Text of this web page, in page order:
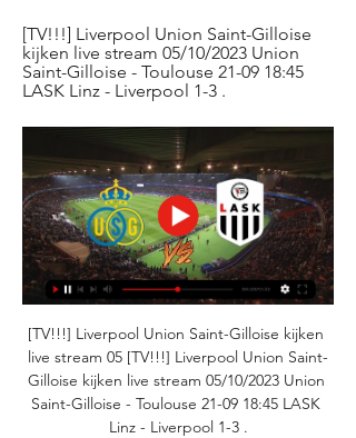
[TV!!!] Liverpool Union Saint-Gilloise
kijken live stream 05/10/2023 Union
Saint-Gilloise - Toulouse 21-09 18:45
LASK Linz - Liverpool 1-3 .
[TV!!!] Liverpool Union Saint-Gilloise kijken
live stream 05 [TV!!!] Liverpool Union Saint-
Gilloise kijken live stream 05/10/2023 Union
Saint-Gilloise - Toulouse 21-09 18:45 LASK
Linz - Liverpool 1-3 .